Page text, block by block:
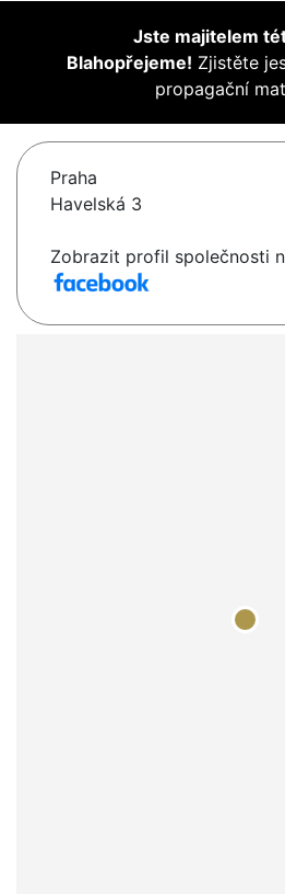
Jste majitelem
Blahopřejeme! Zjistěte
propagační
Praha
Havelská 3
Zobrazit profil společnosti